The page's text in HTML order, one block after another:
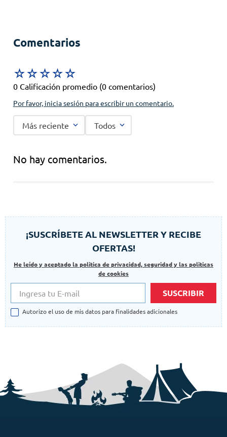
Comentarios
☆☆☆☆☆
0 Calificación promedio (0 comentarios)
Por favor, inicia sesión para escribir un comentario.
Más reciente Todos
No hay comentarios.
¡SUSCRÍBETE AL NEWSLETTER Y RECIBE
OFERTAS!
He leído y aceptado la politica de privacidad, seguridad y las politicas
de cookies
SUSCRIBIR
Autorizo el uso de mis datos para finalidades adicionales